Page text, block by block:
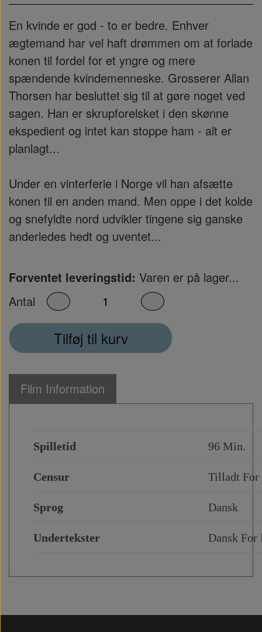
En kvinde er god - to er bedre. Enhver
ægtemand har vel haft drømmen om at forlade
konen til fordel for et yngre og mere
spændende kvindemenneske. Grosserer Allan
Thorsen har besluttet sig til at gøre noget ved
sagen. Han er skrupforelsket i den skønne
ekspedient og intet kan stoppe ham - alt er
planlagt...
Under en vinterferie i Norge vil han afsætte
konen til en anden mand. Men oppe i det kolde
og snefyldte nord udvikler tingene sig ganske
anderledes hedt og uventet...
Forventet leveringstid: Varen er på lager...
Antal
Tilføj til kurv
Film Information
Spilletid 96 Min.
Censur Tilladt
Sprog Dansk
Undertekster Dansk For